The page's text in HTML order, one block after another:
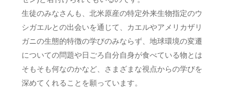
生徒のみなさんも、北米原産の特定外来生物指定のウ
シガエルとの出会いを通じて、カエルやアメリカザリ
ガニの生態的特徴の学びのみならず、地球環境の変遷
についての問題や日ごろ自分自身が食べている物とは
そもそも何なのかなど、さまざまな視点からの学びを
深めてくれることを願っています。